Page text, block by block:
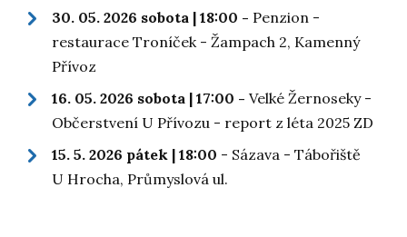
30. 05. 2026 sobota | 18:00 - Penzion -
restaurace Troníček - Žampach 2, Kamenný
Přívoz
16. 05. 2026 sobota | 17:00 - Velké Žernoseky -
Občerstvení U Přívozu - report z léta 2025 ZD
15. 5. 2026 pátek | 18:00 - Sázava - Tábořiště
U Hrocha, Průmyslová ul.